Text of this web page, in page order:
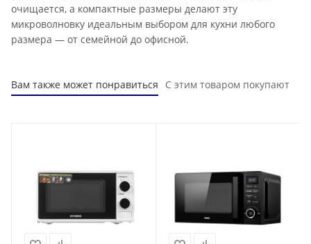
очищается, а компактные размеры делают эту
микроволновку идеальным выбором для кухни любого
размера — от семейной до офисной.
Вам также может понравиться С этим товаром покупают